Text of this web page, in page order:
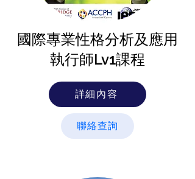
國際專業性格分析及應用​
執行師Lv1課程
詳細內容
聯絡查詢